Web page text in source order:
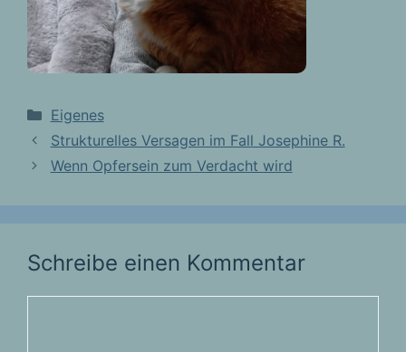
Kategorien
Eigenes
Strukturelles Versagen im Fall Josephine R.
Wenn Opfersein zum Verdacht wird
Schreibe einen Kommentar